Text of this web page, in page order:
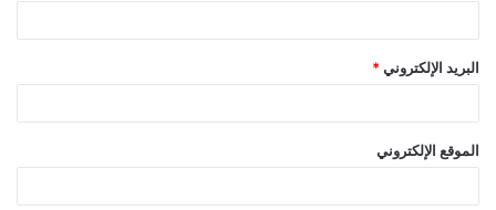
البريد الإلكتروني *
الموقع الإلكتروني